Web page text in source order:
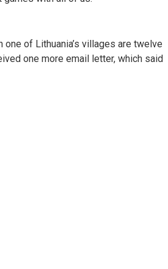
of Lithuania’s villages are twelve
one more email letter, which said